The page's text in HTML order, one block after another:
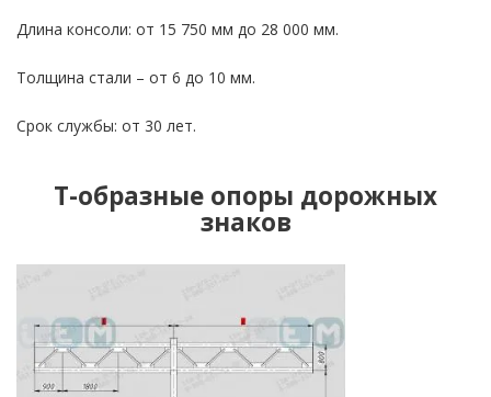
Длина консоли: от 15 750 мм до 28 000 мм.
Толщина стали – от 6 до 10 мм.
Срок службы: от 30 лет.
Т-образные опоры дорожных
знаков